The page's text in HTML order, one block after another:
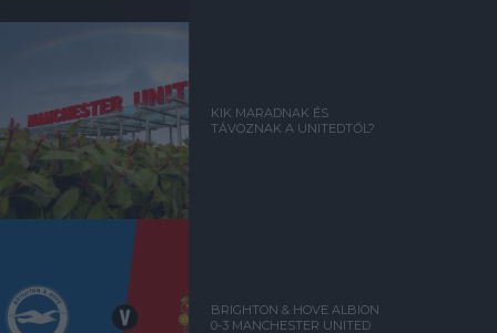
KIK MARADNAK ÉS
TÁVOZNAK A UNITEDTŐL?
BRIGHTON & HOVE ALBION
0-3 MANCHESTER UNITED